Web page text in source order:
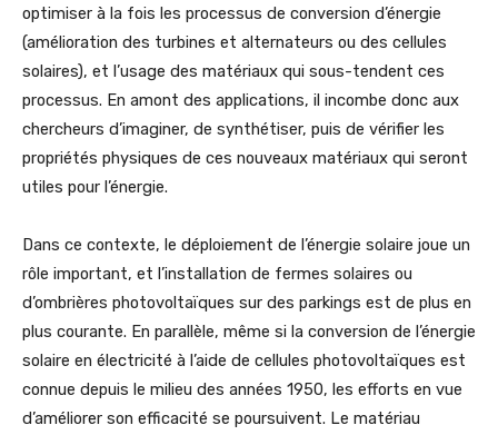
optimiser à la fois les processus de conversion d’énergie
(amélioration des turbines et alternateurs ou des cellules
solaires), et l’usage des matériaux qui sous-tendent ces
processus. En amont des applications, il incombe donc aux
chercheurs d’imaginer, de synthétiser, puis de vérifier les
propriétés physiques de ces nouveaux matériaux qui seront
utiles pour l’énergie.
Dans ce contexte, le déploiement de l’énergie solaire joue un
rôle important, et l’installation de fermes solaires ou
d’ombrières photovoltaïques sur des parkings est de plus en
plus courante. En parallèle, même si la conversion de l’énergie
solaire en électricité à l’aide de cellules photovoltaïques est
connue depuis le milieu des années 1950, les efforts en vue
d’améliorer son efficacité se poursuivent. Le matériau